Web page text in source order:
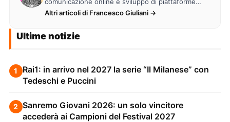
web. Lavora alla creazione di…
Altri articoli di Francesco Giuliani →
Ultime notizie
1
Rai1: in arrivo nel 2027 la serie “Il Milanese” con
Tedeschi e Puccini
2 Sanremo Giovani 2026: un solo vincitore
accederà ai Campioni del Festival 2027